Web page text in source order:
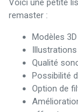
remaster :
Modèles
Qualité
Possibilité
Option de